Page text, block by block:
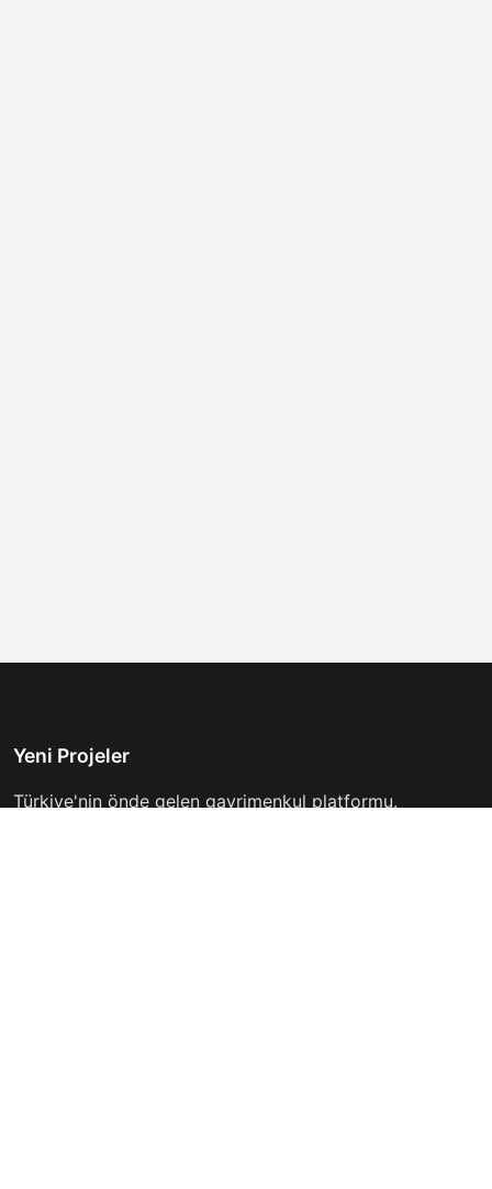
Yeni Projeler
Türkiye'nin önde gelen gayrimenkul platformu.